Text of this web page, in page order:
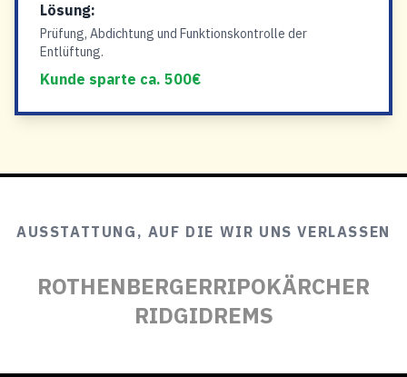
Lösung:
Prüfung, Abdichtung und Funktionskontrolle der
Entlüftung.
Kunde sparte ca. 500€
AUSSTATTUNG, AUF DIE WIR UNS VERLASSEN
ROTHENBERGERRIPOKÄRCHER
RIDGIDREMS